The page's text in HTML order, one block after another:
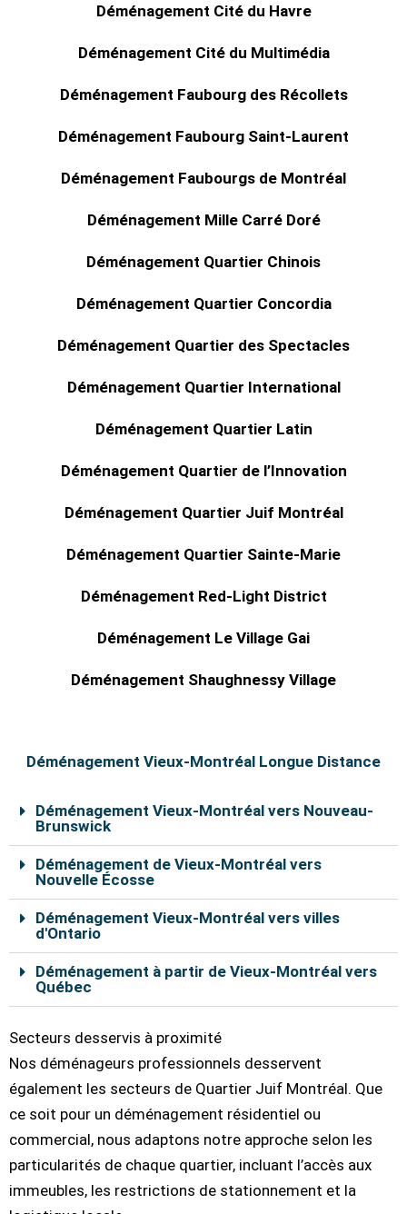
Déménagement Cité du Havre
Déménagement Cité du Multimédia
Déménagement Faubourg des Récollets
Déménagement Faubourg Saint-Laurent
Déménagement Faubourgs de Montréal
Déménagement Mille Carré Doré
Déménagement Quartier Chinois
Déménagement Quartier Concordia
Déménagement Quartier des Spectacles
Déménagement Quartier International
Déménagement Quartier Latin
Déménagement Quartier de l’Innovation
Déménagement Quartier Juif Montréal
Déménagement Quartier Sainte-Marie
Déménagement Red-Light District
Déménagement Le Village Gai
Déménagement Shaughnessy Village
Déménagement Vieux-Montréal Longue Distance
Déménagement Vieux-Montréal vers Nouveau-
Brunswick
Déménagement de Vieux-Montréal vers
Nouvelle Écosse
Déménagement Vieux-Montréal vers villes
d'Ontario
Déménagement à partir de Vieux-Montréal vers
Québec
Secteurs desservis à proximité
Nos déménageurs professionnels desservent
également les secteurs de Quartier Juif Montréal. Que
ce soit pour un déménagement résidentiel ou
commercial, nous adaptons notre approche selon les
particularités de chaque quartier, incluant l’accès aux
immeubles, les restrictions de stationnement et la